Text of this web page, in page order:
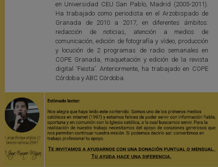
en Universidad CEU San Pablo, Madrid (2005-2011).
Ha trabajado como periodista en el Arzobispado de
Granada de 2010 a 2017, en diferentes ámbitos:
redacción de noticias, atención a medios de
comunicación, edición de fotografía y vídeo, producción
y locución de 2 programas de radio semanales en
COPE Granada, maquetación y edición de la revista
digital ‘Fiesta’. Anteriormente, ha trabajado en COPE
Córdoba y ABC Córdoba.